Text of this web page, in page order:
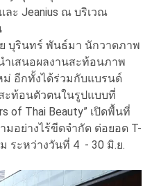
และ Jeanius ณ บริเวณ
บุรินทร์ พันธ์มา นักวาดภาพ
เสนอผลงานสะท้อนภาพ
ม่ อีกทั้งได้ร่วมกับแบรนด์
ะท้อนตัวตนในรูปแบบที่
of Thai Beauty” เปิดพื้นที่
อย่างไร้ขีดจำกัด ต่อยอด T-
ระหว่างวันที่ 4 - 30 มิ.ย.